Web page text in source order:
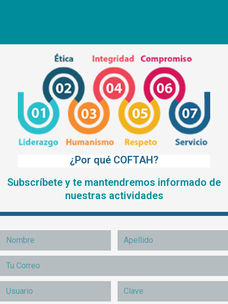
¿Por qué COFTAH?
Subscríbete y te mantendremos informado de
nuestras actividades